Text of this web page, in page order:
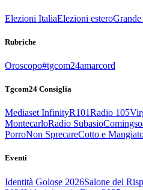
Elezioni ItaliaElezioni estero
Rubriche
Oroscopo#tgcom24amarcord
Tgcom24 Consiglia
Mediaset InfinityR101Radio 105
MontecarloRadio Subasio
PorroNon SprecareCotto e
Eventi
Identità Golose 2026Salone del